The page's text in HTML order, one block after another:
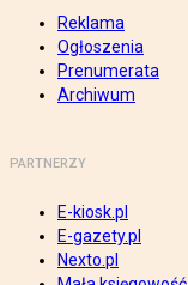
Reklama
Ogłoszenia
Prenumerata
Archiwum
PARTNERZY
E-kiosk.pl
E-gazety.pl
Nexto.pl